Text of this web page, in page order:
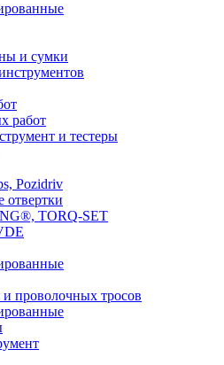
и сумки
работ
и тестеры
Pozidriv
TORQ-SET
проволочных тросов